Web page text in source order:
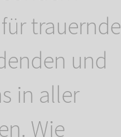
trauernde
und
in aller
Wie